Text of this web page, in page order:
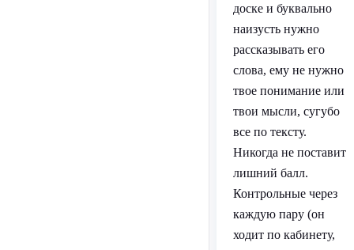
доске и буквально
наизусть нужно
рассказывать его
слова, ему не нужно
твое понимание или
твои мысли, сугубо
все по тексту.
Никогда не поставит
лишний балл.
Контрольные через
каждую пару (он
ходит по кабинету,